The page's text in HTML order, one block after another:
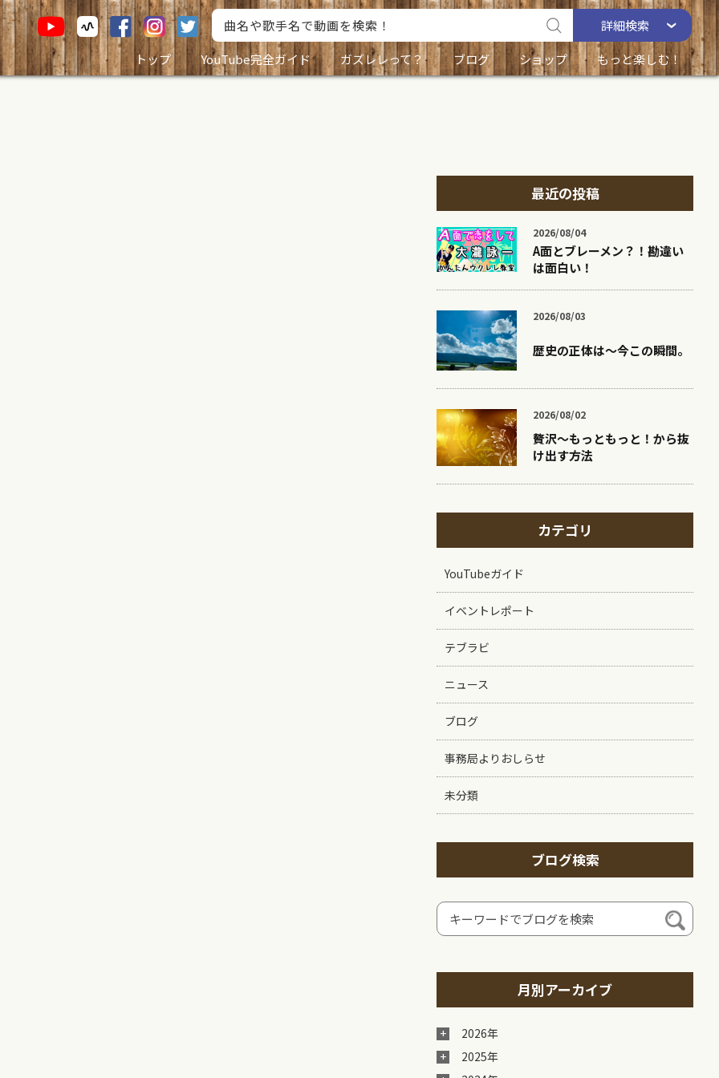
詳細検索
トップ
YouTube完全ガイド ガズレレって？ ブログ ショップ もっと楽しむ！
最近の投稿
2026/08/04
A面とブレーメン？！勘違い
は面白い！
2026/08/03
歴史の正体は〜今この瞬間。
2026/08/02
贅沢〜もっともっと！から抜
け出す方法
カテゴリ
YouTubeガイド
イベントレポート
テブラビ
ニュース
ブログ
事務局よりおしらせ
未分類
ブログ検索
月別アーカイブ
2026年
2025年